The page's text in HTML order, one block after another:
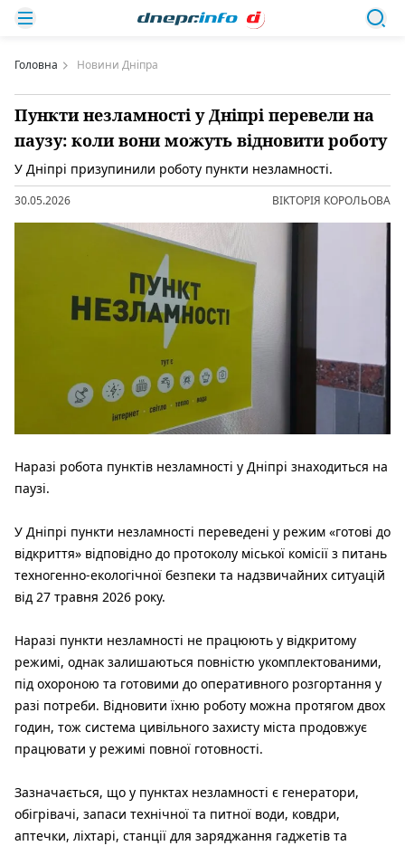
Головна Новини Дніпра
Пункти незламності у Дніпрі перевели на
паузу: коли вони можуть відновити роботу
У Дніпрі призупинили роботу пункти незламності.
30.05.2026 ВІКТОРІЯ КОРОЛЬОВА
Наразі робота пунктів незламності у Дніпрі знаходиться на
паузі.
У Дніпрі пункти незламності переведені у режим «готові до
відкриття» відповідно до протоколу міської комісії з питань
техногенно-екологічної безпеки та надзвичайних ситуацій
від 27 травня 2026 року.
Наразі пункти незламності не працюють у відкритому
режимі, однак залишаються повністю укомплектованими,
під охороною та готовими до оперативного розгортання у
разі потреби. Відновити їхню роботу можна протягом двох
годин, тож система цивільного захисту міста продовжує
працювати у режимі повної готовності.
Зазначається, що у пунктах незламності є генератори,
обігрівачі, запаси технічної та питної води, ковдри,
аптечки, ліхтарі, станції для заряджання гаджетів та